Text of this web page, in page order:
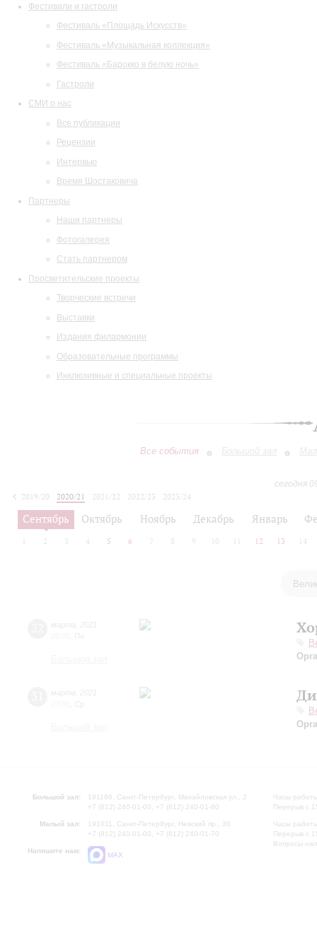
Фестивали и гастроли
Фестиваль «Площадь Искусств»
Фестиваль «Музыкальная коллекция»
Фестиваль «Барокко в белую ночь»
Гастроли
СМИ о нас
Все публикации
Рецензии
Интервью
Время Шостаковича
Партнеры
Наши партнеры
Фотогалерея
Стать партнером
Просветительские проекты
Творческие встречи
Выставки
Издания филармонии
Образовательные программы
Инклюзивные и специальные проекты
Все события Большой зал
сегодня
2019/20
2020/21 2021/22 2022/23
2023/24
2024/25
2025/26
Сентябрь Октябрь Ноябрь Декабрь Январь
2 3 4 5 6 7 8 9 10 12 13 14
Большой зал:
191186, Санкт-Петербург, Михайловская ул., 2
+7 (812) 240-01-00, +7 (812) 240-01-80
Малый зал:
191011, Санкт-Петербург, Невский пр., 30
+7 (812) 240-01-00, +7 (812) 240-01-70
Напишите нам:
MAX
Часы
Перерыв с
Часы
Перерыв с
Вопросы